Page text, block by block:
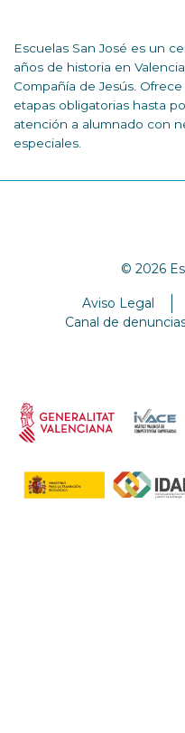
Escuelas San José es un
años de historia en
Compañía de Jesús.
etapas obligatorias hasta
atención a alumnado con
especiales.
© 2026
Aviso Legal
Canal de